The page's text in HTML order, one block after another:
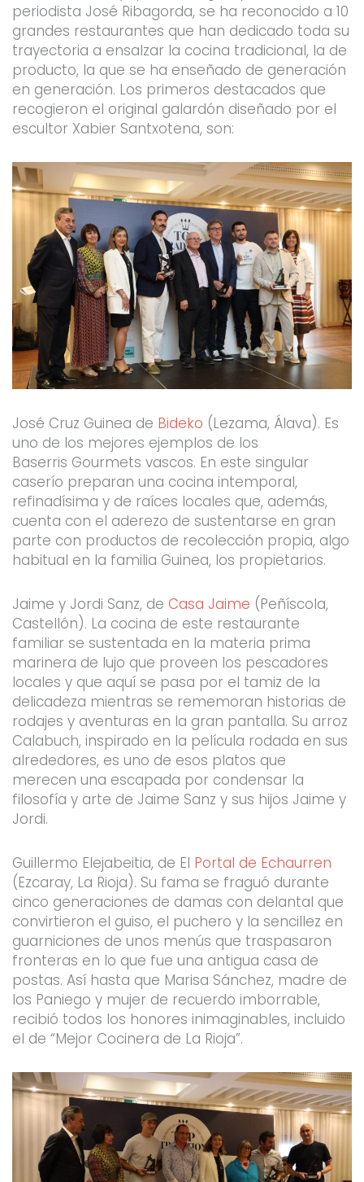
periodista José Ribagorda, se ha reconocido a 10
grandes restaurantes que han dedicado toda su
trayectoria a ensalzar la cocina tradicional, la de
producto, la que se ha enseñado de generación
en generación. Los primeros destacados que
recogieron el original galardón diseñado por el
escultor Xabier Santxotena, son:
José Cruz Guinea de Bideko (Lezama, Álava). Es
uno de los mejores ejemplos de los
Baserris Gourmets vascos. En este singular
caserío preparan una cocina intemporal,
refinadísima y de raíces locales que, además,
cuenta con el aderezo de sustentarse en gran
parte con productos de recolección propia, algo
habitual en la familia Guinea, los propietarios.
Jaime y Jordi Sanz, de Casa Jaime (Peñíscola,
Castellón). La cocina de este restaurante
familiar se sustentada en la materia prima
marinera de lujo que proveen los pescadores
locales y que aquí se pasa por el tamiz de la
delicadeza mientras se rememoran historias de
rodajes y aventuras en la gran pantalla. Su arroz
Calabuch, inspirado en la película rodada en sus
alrededores, es uno de esos platos que
merecen una escapada por condensar la
filosofía y arte de Jaime Sanz y sus hijos Jaime y
Jordi.
Guillermo Elejabeitia, de El Portal de Echaurren
(Ezcaray, La Rioja). Su fama se fraguó durante
cinco generaciones de damas con delantal que
convirtieron el guiso, el puchero y la sencillez en
guarniciones de unos menús que traspasaron
fronteras en lo que fue una antigua casa de
postas. Así hasta que Marisa Sánchez, madre de
los Paniego y mujer de recuerdo imborrable,
recibió todos los honores inimaginables, incluido
el de “Mejor Cocinera de La Rioja”.